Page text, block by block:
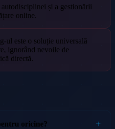
și a gestionării
online.
ul este o soluție universală
ignorând nevoile de
directă.
oricine?